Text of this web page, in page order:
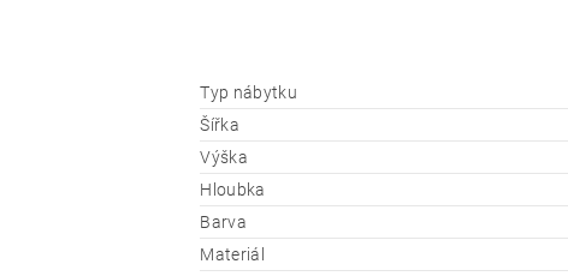
Typ nábytku
Šířka
Výška
Hloubka
Barva
Materiál